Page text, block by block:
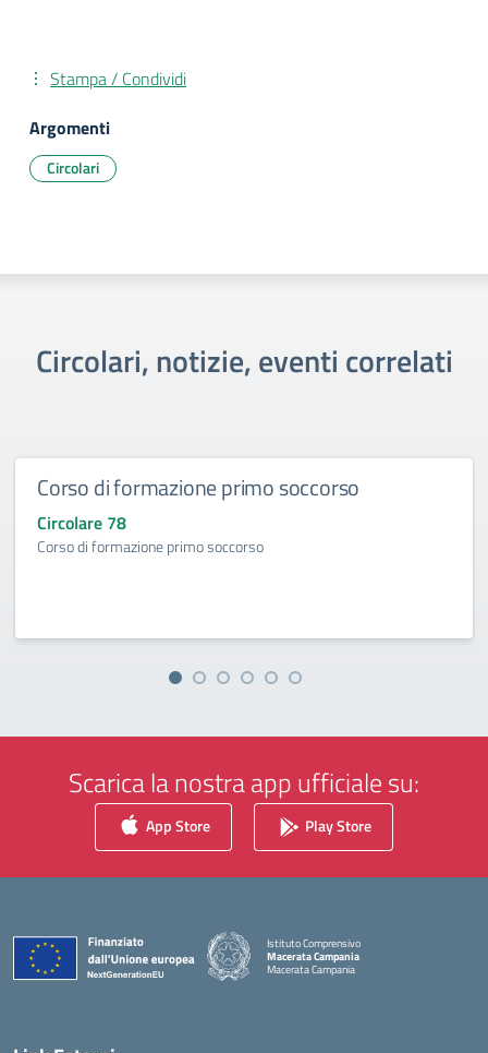
Stampa / Condividi
Argomenti
Circolari
Circolari, notizie, eventi correlati
Corso di formazione primo soccorso
Circolare 78
Corso di formazione primo soccorso
Scarica la nostra app ufficiale su:
App Store Play Store
Istituto Comprensivo
Macerata Campania
Macerata Campania
— Visita la pagina iniziale della scuola